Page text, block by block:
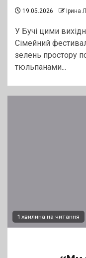
19.05.2026 Ірина
У Бучі цими
Сімейний
зелень простору
тюльпанами...
1 хвилина на читання